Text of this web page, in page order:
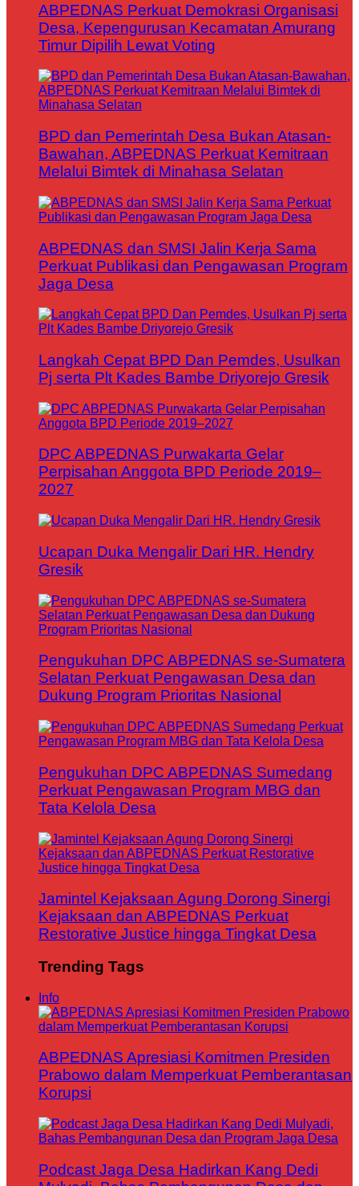
ABPEDNAS Perkuat Demokrasi Organisasi
Desa, Kepengurusan Kecamatan Amurang
Timur Dipilih Lewat Voting
BPD dan Pemerintah Desa Bukan Atasan-
Bawahan, ABPEDNAS Perkuat Kemitraan
Melalui Bimtek di Minahasa Selatan
ABPEDNAS dan SMSI Jalin Kerja Sama
Perkuat Publikasi dan Pengawasan Program
Jaga Desa
Langkah Cepat BPD Dan Pemdes, Usulkan
Pj serta Plt Kades Bambe Driyorejo Gresik
DPC ABPEDNAS Purwakarta Gelar
Perpisahan Anggota BPD Periode 2019–
2027
Ucapan Duka Mengalir Dari HR. Hendry
Gresik
Pengukuhan DPC ABPEDNAS se-Sumatera
Selatan Perkuat Pengawasan Desa dan
Dukung Program Prioritas Nasional
Pengukuhan DPC ABPEDNAS Sumedang
Perkuat Pengawasan Program MBG dan
Tata Kelola Desa
Jamintel Kejaksaan Agung Dorong Sinergi
Kejaksaan dan ABPEDNAS Perkuat
Restorative Justice hingga Tingkat Desa
Trending Tags
Info
ABPEDNAS Apresiasi Komitmen Presiden
Prabowo dalam Memperkuat Pemberantasan
Korupsi
Podcast Jaga Desa Hadirkan Kang Dedi